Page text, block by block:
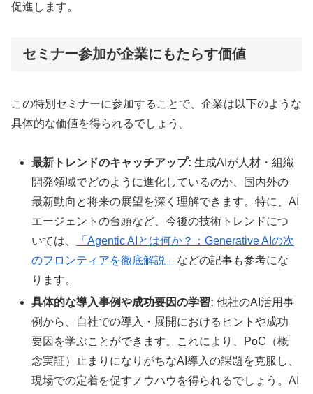
促進します。
セミナー参加が企業にもたらす価値
この特別セミナーに参加することで、企業は以下のような
具体的な価値を得られるでしょう。
最新トレンドのキャッチアップ: 生成AIが人材・組織
開発領域でどのように進化しているのか、国内外の
最新動向と将来の展望を深く理解できます。特に、AI
エージェントの台頭など、今後の技術トレンドにつ
いては、
「Agentic AIとは何か？：Generative AIの次
のフロンティアを徹底解説」 などの記事も参考にな
ります。
具体的な導入事例や成功要因の学習: 他社のAI活用事
例から、自社での導入・展開におけるヒントや成功
要因を学ぶことができます。これにより、PoC（概
念実証）止まりになりがちなAI導入の課題を克服し、
現場での定着を促すノウハウを得られるでしょう。AI